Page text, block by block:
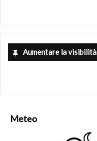
Aumentare la visibilità
Meteo